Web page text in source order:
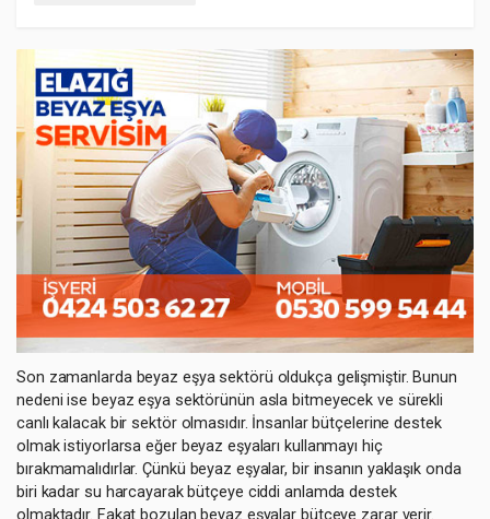
Son zamanlarda beyaz eşya sektörü oldukça gelişmiştir. Bunun
nedeni ise beyaz eşya sektörünün asla bitmeyecek ve sürekli
canlı kalacak bir sektör olmasıdır. İnsanlar bütçelerine destek
olmak istiyorlarsa eğer beyaz eşyaları kullanmayı hiç
bırakmamalıdırlar. Çünkü beyaz eşyalar, bir insanın yaklaşık onda
biri kadar su harcayarak bütçeye ciddi anlamda destek